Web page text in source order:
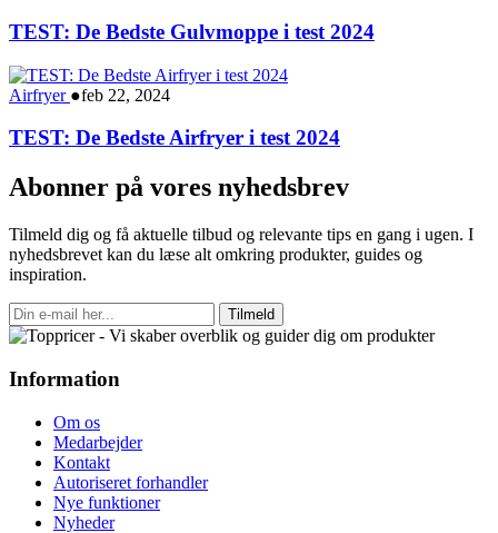
TEST: De Bedste Gulvmoppe i test 2024
Airfryer ●feb 22, 2024
TEST: De Bedste Airfryer i test 2024
Abonner på vores nyhedsbrev
Tilmeld dig og få aktuelle tilbud og relevante tips en gang i ugen. I
nyhedsbrevet kan du læse alt omkring produkter, guides og
inspiration.
Tilmeld
Information
Om os
Medarbejder
Kontakt
Autoriseret forhandler
Nye funktioner
Nyheder